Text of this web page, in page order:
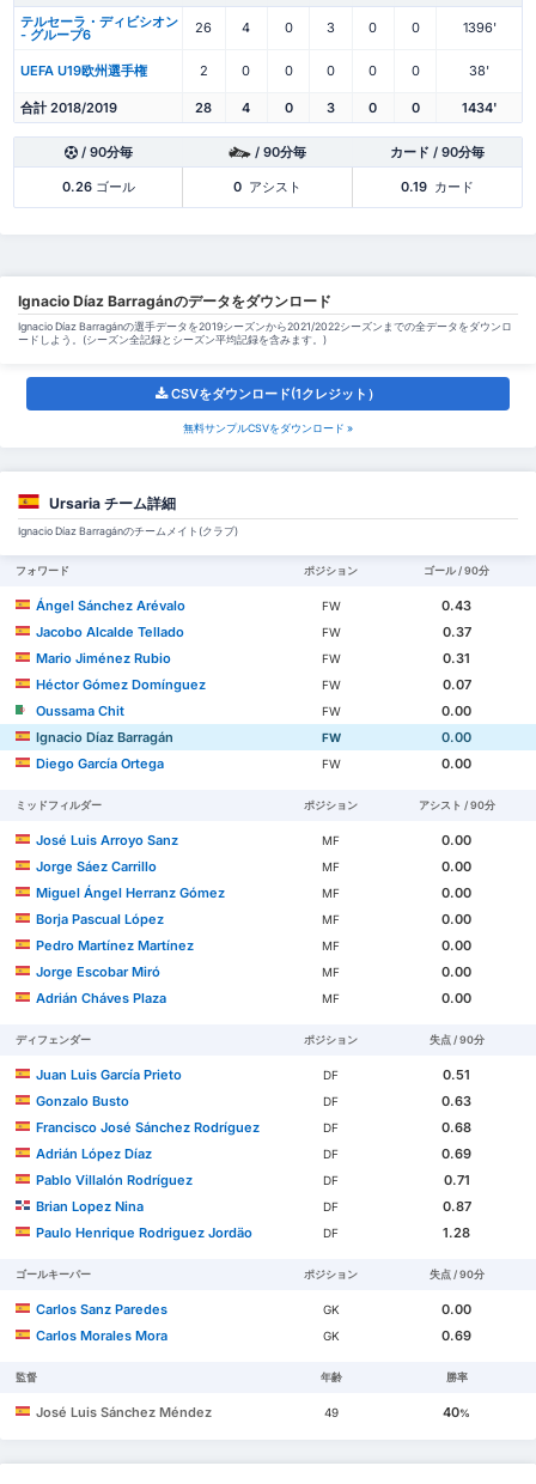
テルセーラ・ディビシオン
- グループ6 26 4 0 3 0 0 1396'
UEFA U19欧州選手権 2 0 0 0 0 0 38'
合計 2018/2019 28 4 0 3 0 0 1434'
/ 90分毎 / 90分毎 カード / 90分毎
0.26ゴール 0 アシスト 0.19 カード
Ignacio Díaz Barragánのデータをダウンロード
Ignacio Díaz Barragánの選手データを2019シーズンから2021/2022シーズンまでの全データをダウンロ
ードしよう。(シーズン全記録とシーズン平均記録を含みます。)
CSVをダウンロード(1クレジット）
無料サンプルCSVをダウンロード »
Ursaria チーム詳細
Ignacio Díaz Barragánのチームメイト(クラブ)
フォワード ポジション ゴール / 90分
Ángel Sánchez Arévalo FW
0.43
Jacobo Alcalde Tellado
FW
0.37
Mario Jiménez Rubio
FW
0.31
Héctor Gómez Domínguez
FW
0.07
Oussama Chit
FW
0.00
Ignacio Díaz Barragán
FW
0.00
Diego García Ortega
FW 0.00
ミッドフィルダー ポジション アシスト / 90分
José Luis Arroyo Sanz MF
0.00
Jorge Sáez Carrillo
MF
0.00
Miguel Ángel Herranz Gómez
MF
0.00
Borja Pascual López
MF
0.00
Pedro Martínez Martínez
MF
0.00
Jorge Escobar Miró
MF
0.00
Adrián Cháves Plaza
MF 0.00
ディフェンダー ポジション 失点 / 90分
Juan Luis García Prieto DF
0.51
Gonzalo Busto
DF
0.63
Francisco José Sánchez Rodríguez
DF
0.68
Adrián López Díaz
DF
0.69
Pablo Villalón Rodríguez
DF
0.71
Brian Lopez Nina
DF
0.87
Paulo Henrique Rodriguez Jordäo
DF 1.28
ゴールキーパー ポジション 失点 / 90分
Carlos Sanz Paredes GK
0.00
Carlos Morales Mora
GK 0.69
監督 年齢 勝率
José Luis Sánchez Méndez 49 40%